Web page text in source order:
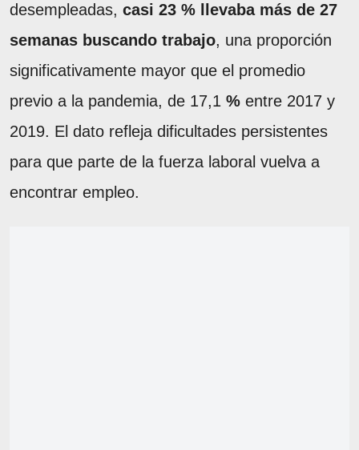
desempleadas, casi 23 % llevaba más de 27
semanas buscando trabajo, una proporción
significativamente mayor que el promedio
previo a la pandemia, de 17,1 % entre 2017 y
2019. El dato refleja dificultades persistentes
para que parte de la fuerza laboral vuelva a
encontrar empleo.